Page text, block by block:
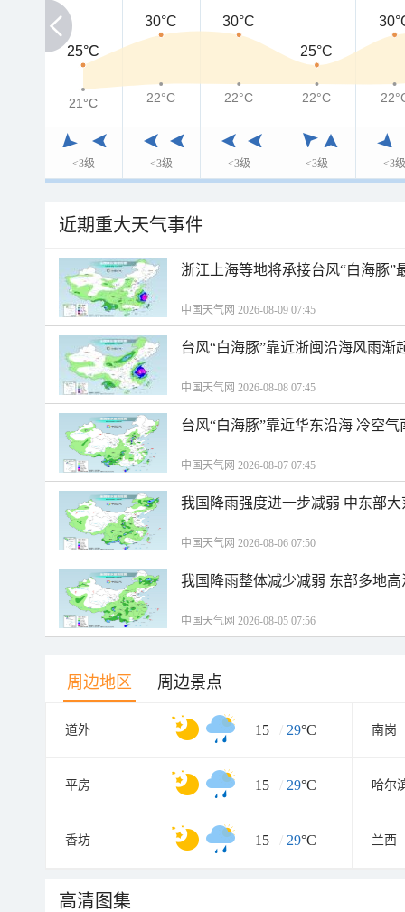
<3级 <3级 <3级 <3级 <3级
25°C
25°C
30°C 30°C
25°C
21°C
21°C 22°C 22°C 22°C
近期重大天气事件
浙江上海等地将承接台风“白海豚”
中国天气网 2026-08-09 07:45
台风“白海豚”靠近浙闽沿海风雨渐
中国天气网 2026-08-08 07:45
台风“白海豚”靠近华东沿海 冷空
中国天气网 2026-08-07 07:45
我国降雨强度进一步减弱 中东部
中国天气网 2026-08-06 07:50
我国降雨整体减少减弱 东部多地
中国天气网 2026-08-05 07:56
周边地区 周边景点
道外 15 / 29°C 南岗
平房 15 / 29°C 哈尔
香坊 15 / 29°C 兰西
高清图集